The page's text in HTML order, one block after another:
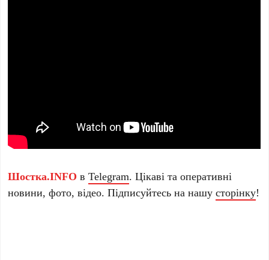
Шостка.INFO вTelegram. Цікаві та оперативні
новини, фото, відео. Підписуйтесь на нашусторінку!